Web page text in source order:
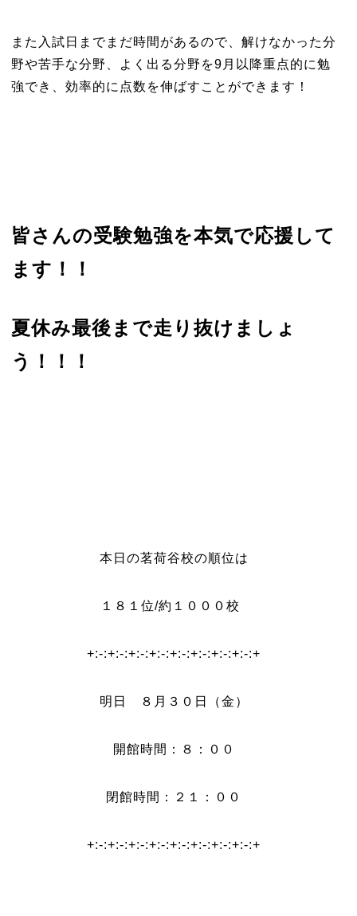
また入試日までまだ時間があるので、解けなかった分
野や苦手な分野、よく出る分野を9月以降重点的に勉
強でき、効率的に点数を伸ばすことができます！
皆さんの受験勉強を本気で応援して
ます！！
夏休み最後まで走り抜けましょ
う！！！
本日の茗荷谷校の順位は
１８１位/約１０００校
+:-:+:-:+:-:+:-:+:-:+:-:+:-:+:-:+
明日 ８月３０ 日（金）
開館時間：８：００
閉館時間：２１：００
+:-:+:-:+:-:+:-:+:-:+:-:+:-:+:-:+